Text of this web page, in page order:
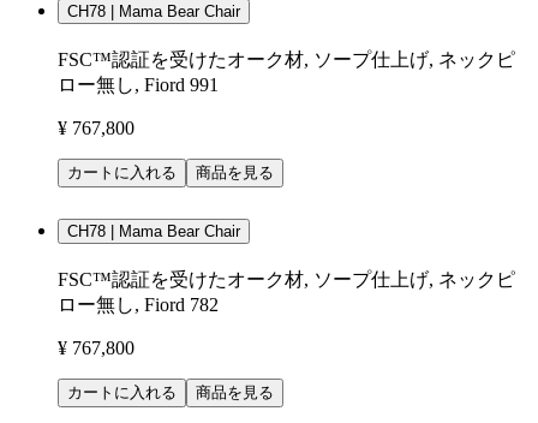
CH78 | Mama Bear Chair
FSC™認証を受けたオーク材, ソープ仕上げ, ネックピ
ロー無し, Fiord 991
¥ 767,800
カートに入れる 商品を見る
CH78 | Mama Bear Chair
FSC™認証を受けたオーク材, ソープ仕上げ, ネックピ
ロー無し, Fiord 782
¥ 767,800
カートに入れる 商品を見る